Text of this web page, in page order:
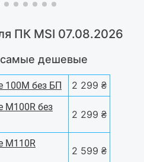
ПК MSI 07.08.2026
самые дешевые
100M без БП
2 299 ₴
M100R без
2 299 ₴
M110R
2 599 ₴